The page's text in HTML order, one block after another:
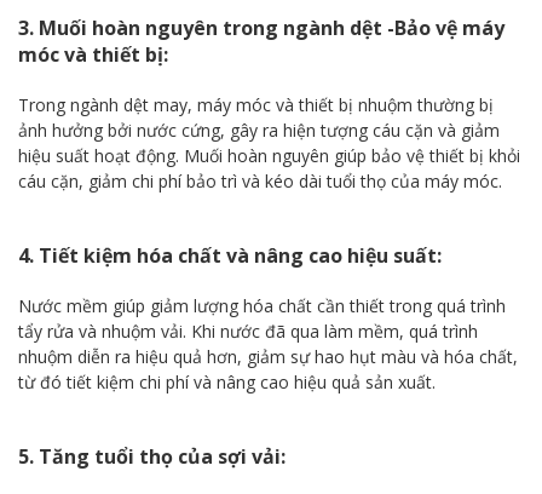
3. Muối hoàn nguyên trong ngành dệt -Bảo vệ máy
móc và thiết bị:
Trong ngành dệt may, máy móc và thiết bị nhuộm thường bị
ảnh hưởng bởi nước cứng, gây ra hiện tượng cáu cặn và giảm
hiệu suất hoạt động. Muối hoàn nguyên giúp bảo vệ thiết bị khỏi
cáu cặn, giảm chi phí bảo trì và kéo dài tuổi thọ của máy móc.
4. Tiết kiệm hóa chất và nâng cao hiệu suất:
Nước mềm giúp giảm lượng hóa chất cần thiết trong quá trình
tẩy rửa và nhuộm vải. Khi nước đã qua làm mềm, quá trình
nhuộm diễn ra hiệu quả hơn, giảm sự hao hụt màu và hóa chất,
từ đó tiết kiệm chi phí và nâng cao hiệu quả sản xuất.
5. Tăng tuổi thọ của sợi vải: